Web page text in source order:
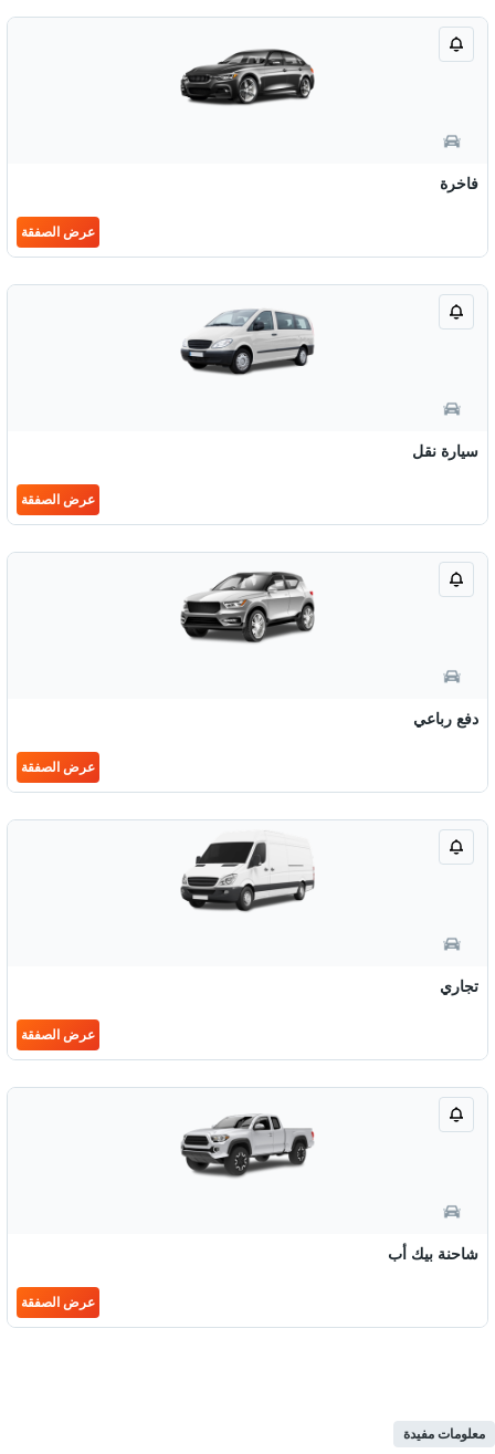
فاخرة
عرض الصفقة
سيارة نقل
عرض الصفقة
دفع رباعي
عرض الصفقة
تجاري
عرض الصفقة
شاحنة بيك أب
عرض الصفقة
معلومات مفيدة